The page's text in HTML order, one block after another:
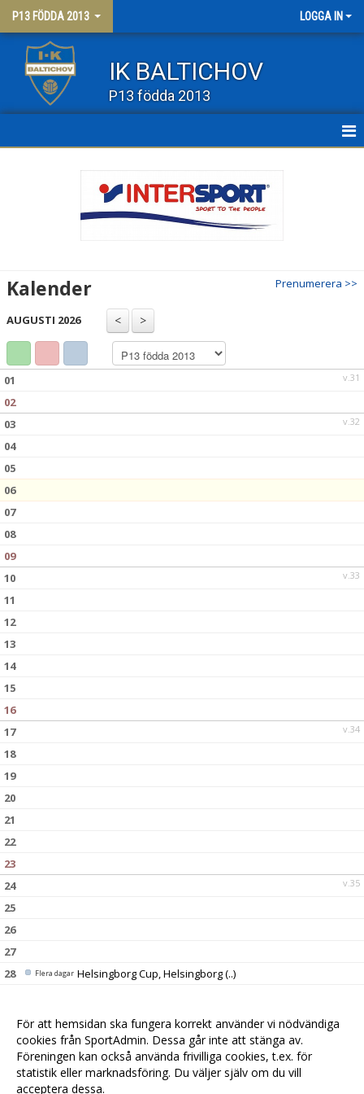
P13 FÖDDA 2013 LOGGA IN
IK BALTICHOV
P13 födda 2013
BILDGALLERI
DOKUMENT
KONTAKT
Prenumerera >>
Kalender
AUGUSTI 2026
v.31
01
02
v.32
03
04
05
06
07
08
09
v.33
10
11
12
13
14
15
16
v.34
17
18
19
20
21
22
23
v.35
24
25
26
27
28
Flera dagar Helsingborg Cup, Helsingborg(..)
Flera dagar Helsingborg Cup, Helsingborg
För att hemsidan ska fungera korrekt använder vi nödvändiga
cookies från SportAdmin. Dessa går inte att stänga av.
Föreningen kan också använda frivilliga cookies, t.ex. för
statistik eller marknadsföring. Du väljer själv om du vill
acceptera dessa.